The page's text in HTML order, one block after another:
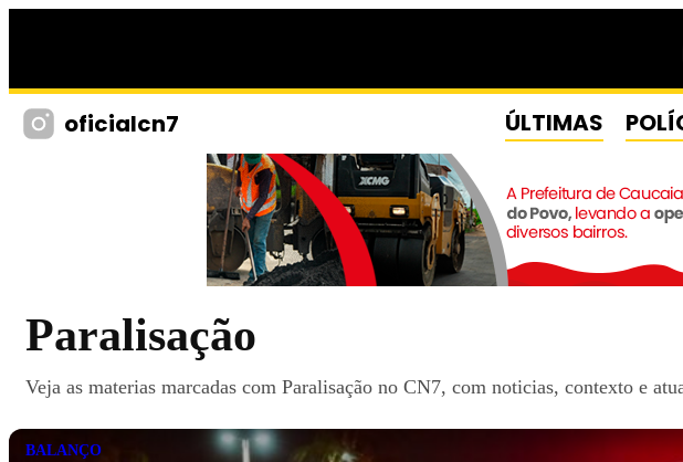
oficialcn7 ÚLTIMAS
Paralisação
Veja as materias marcadas com Paralisação no CN7, com noticias, contexto e
BALANÇO